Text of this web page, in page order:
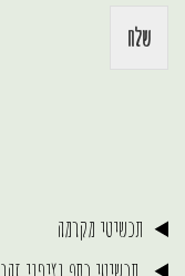
שלח
תכשיטי מקרמה
תכשיטי כסף וציפוי זהב